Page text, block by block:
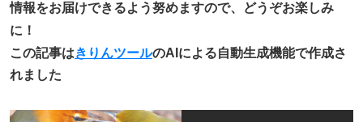
情報をお届けできるよう努めますので、どうぞお楽しみ
に！
この記事はきりんツールのAIによる自動生成機能で作成さ
れました